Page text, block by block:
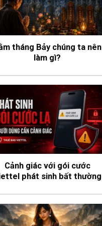
tháng Bảy chúng ta nên
làm gì?
Cảnh giác với gói cước
phát sinh bất thường